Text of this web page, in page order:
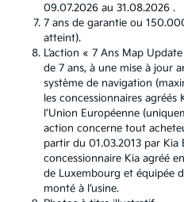
09.07.2026 au 31.08.2026 .
7 ans de garantie ou
atteint).
L’action « 7 Ans Map
de 7 ans, à une mise à jour
système de navigation
les concessionnaires agréés
l’Union Européenne
action concerne tout
partir du 01.03.2013 par Kia
concessionnaire Kia agréé
de Luxembourg et équipée
monté à l’usine.